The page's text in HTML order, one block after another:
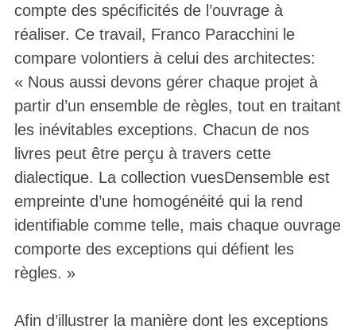
compte des spécificités de l’ouvrage à
réaliser. Ce travail, Franco Paracchini le
compare volontiers à celui des architectes:
« Nous aussi devons gérer chaque projet à
partir d’un ensemble de règles, tout en traitant
les inévitables exceptions. Chacun de nos
livres peut être perçu à travers cette
dialectique. La collection vuesDensemble est
empreinte d’une homogénéité qui la rend
identifiable comme telle, mais chaque ouvrage
comporte des exceptions qui défient les
règles. »
Afin d’illustrer la manière dont les exceptions